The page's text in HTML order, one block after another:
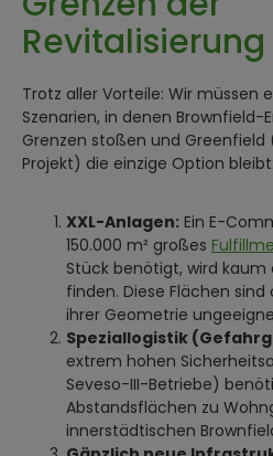
Revitalisierung
Trotz aller Vorteile: Wir müssen
Szenarien, in denen Brownfield-
Grenzen stoßen und Greenfield
Projekt) die einzige Option bleibt:
XXL-Anlagen: Ein E-
150.000 m² großes
Stück benötigt, wird kaum
finden. Diese Flächen
ihrer Geometrie
Speziallogistik
extrem hohen
Seveso-III-Betriebe)
Abstandsflächen zu
innerstädtischen